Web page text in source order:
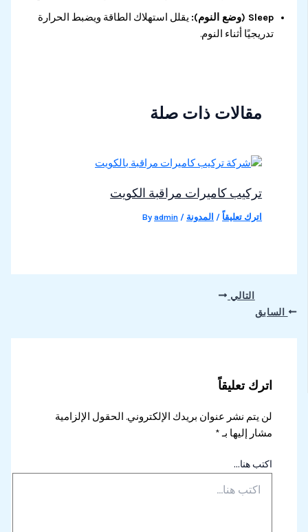
Sleep (وضع النوم):
يقلل استهلاك الطاقة ويضبط الحرارة
تدريجيًا أثناء النوم.
مقالات ذات صلة
تركيب كاميرات مراقبة الكويت
اترك تعليقاً / المدونة / By
admin
السابق
التالي
اترك تعليقاً
لن يتم نشر عنوان بريدك الإلكتروني. الحقول الإلزامية
مشار إليها بـ*
اكتب هنا...